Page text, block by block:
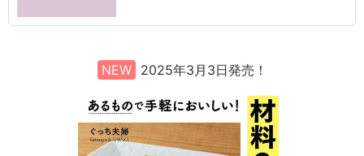
NEW 2025年3月3日発売！